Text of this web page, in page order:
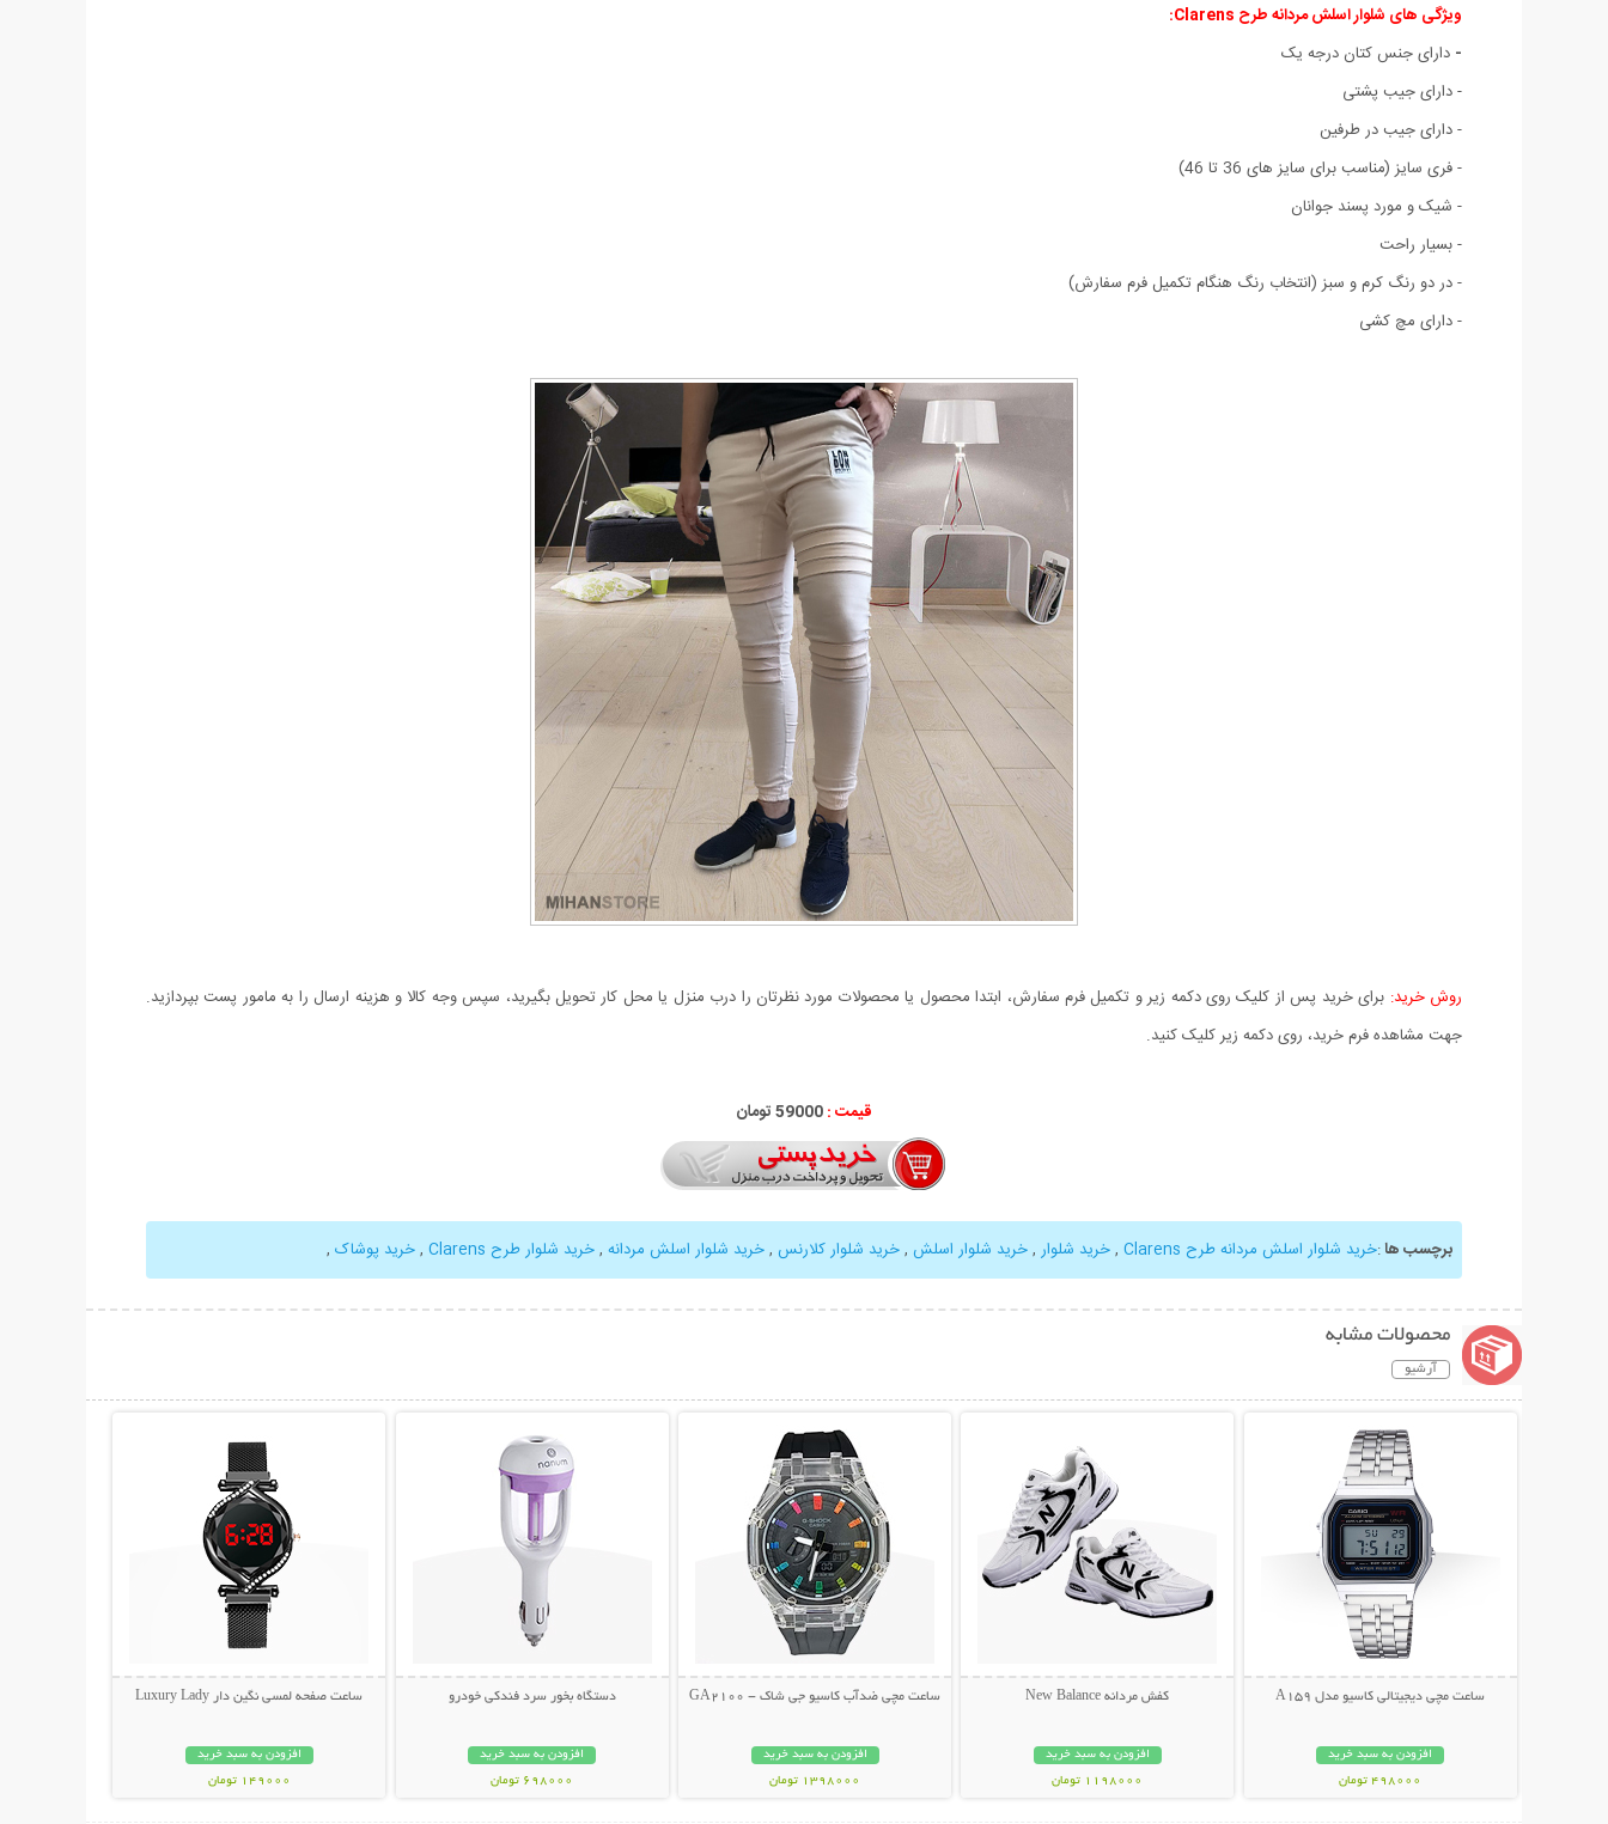
ویژگی های شلوار اسلش مردانه طرح Clarens:
- دارای جنس کتان درجه یک
- دارای جیب پشتی
- دارای جیب در طرفین
- فری سایز (مناسب برای سایز های 36 تا 46)
- شیک و مورد پسند جوانان
- بسیار راحت
- در دو رنگ کرم و سبز (انتخاب رنگ هنگام تکمیل فرم سفارش)
- دارای مچ کشی
روش خرید: برای خرید پس از کلیک روی دکمه زیر و تکمیل فرم سفارش، ابتدا محصول یا محصولات مورد نظرتان را درب منزل یا محل کار تحویل بگیرید، سپس وجه کالا و هزینه ارسال را به مامور پست بپردازید.
جهت مشاهده فرم خرید، روی دکمه زیر کلیک کنید.
قیمت :59000 تومان
برچسب ها:خرید شلوار اسلش مردانه طرح Clarens ,خرید شلوار ,خرید شلوار اسلش ,خرید شلوار کلارنس ,خرید شلوار اسلش مردانه ,خرید شلوار طرح Clarens ,خرید پوشاک ,
محصولات مشابه
آرشیو
ساعت مچی دیجیتالی کاسیو مدل A159
افزودن به سبد خرید
498000 تومان
کفش مردانه New Balance
افزودن به سبد خرید
1198000 تومان
ساعت مچی ضدآب کاسیو جی شاک - GA2100
افزودن به سبد خرید
1398000 تومان
دستگاه بخور سرد فندکی خودرو
افزودن به سبد خرید
698000 تومان
ساعت صفحه لمسی نگین دار Luxury Lady
افزودن به سبد خرید
149000 تومان